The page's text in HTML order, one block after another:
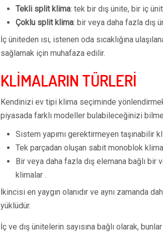
Tekli split klima: tek bir dış ünite, bir iç
Çoklu split klima: bir veya daha fazla dış
İç üniteden ısı, istenen oda sıcaklığına
sağlamak için muhafaza edilir.
KLİMALARIN TÜRLERİ
Kendinizi ev tipi klima seçiminde
piyasada farklı modeller bulabileceğinizi
Sistem yapımı gerektirmeyen taşınabilir
Tek parçadan oluşan sabit monoblok
Bir veya daha fazla dış elemana bağlı
klimalar .
İkincisi en yaygın olanıdır ve aynı zamanda
yüklüdür.
İç ve dış ünitelerin sayısına bağlı olarak,